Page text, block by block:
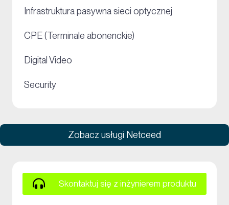
Infrastruktura pasywna sieci optycznej
CPE (Terminale abonenckie)
Digital Video
Security
Zobacz usługi Netceed
Skontaktuj się z inżynierem produktu